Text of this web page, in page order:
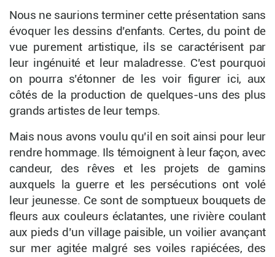
Nous ne saurions terminer cette présentation sans
évoquer les dessins d’enfants. Certes, du point de
vue purement artistique, ils se caractérisent par
leur ingénuité et leur maladresse. C’est pourquoi
on pourra s’étonner de les voir figurer ici, aux
côtés de la production de quelques-uns des plus
grands artistes de leur temps.
Mais nous avons voulu qu’il en soit ainsi pour leur
rendre hommage. Ils témoignent à leur façon, avec
candeur, des rêves et les projets de gamins
auxquels la guerre et les persécutions ont volé
leur jeunesse. Ce sont de somptueux bouquets de
fleurs aux couleurs éclatantes, une rivière coulant
aux pieds d’un village paisible, un voilier avançant
sur mer agitée malgré ses voiles rapiécées, des